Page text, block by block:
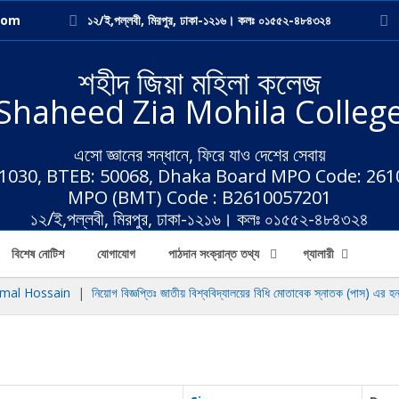
১২/ই,পল্লবী, মিরপুর, ঢাকা-১২১৬। কলঃ ০১৫৫২-৪৮৪৩২৪
শহীদ জিয়া মহিলা কলেজ
Zia Mohila
এসো জ্ঞানের সন্ধানে, ফিরে যাও দেশের সেবায়
BTEB: 50068, Dhaka Board MPO Code:
MPO (BMT) Code : B2610057201
১২/ই,পল্লবী, মিরপুর, ঢাকা-১২১৬। কলঃ ০১৫৫২-৪৮৪৩২৪
বিশেষ নোটিশ যোগাযোগ পাঠদান সংক্রান্ত তথ্য গ্যালারী
Hossain| নিয়োগ বিজ্ঞপ্তিঃ জাতীয় বিশ্ববিদ্যালয়ের বিধি মোতাবেক স্নাতক (পাস) এর